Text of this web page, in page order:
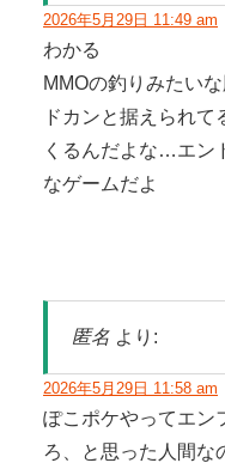
2026年5月29日 11:49 am
わかる
MMOの釣りみたい
ドカンと据えられ
くるんだよな…エン
なゲームだよ
匿名 より:
2026年5月29日 11:58 am
ぽこポケやってエン
ろ、と思った人間な